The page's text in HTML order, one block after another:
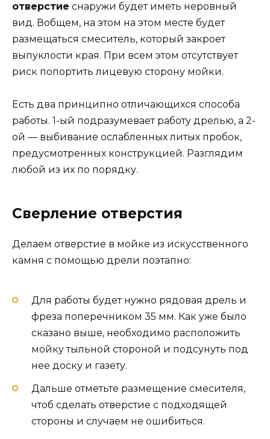
отверстие снаружи будет иметь неровный
вид. Вобщем, на этом на этом месте будет
размещаться смеситель, который закроет
выпуклости края. При всем этом отсутствует
риск попортить лицевую сторону мойки.
Есть два принципно отличающихся способа
работы. 1-ый подразумевает работу дрелью, а 2-
ой — выбивание ослабленных литых пробок,
предусмотренных конструкцией. Разглядим
любой из их по порядку.
Сверление отверстия
Делаем отверстие в мойке из искусственного
камня с помощью дрели поэтапно:
Для работы будет нужно рядовая дрель и
фреза поперечником 35 мм. Как уже было
сказано выше, необходимо расположить
мойку тыльной стороной и подсунуть под
нее доску и газету.
Дальше отметьте размещение смесителя,
чтоб сделать отверстие с подходящей
стороны и случаем не ошибиться.